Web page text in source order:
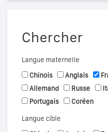
Chercher
Langue maternelle
Chinois
Anglais
Allemand
Russe
Portugais
Coréen
Langue cible